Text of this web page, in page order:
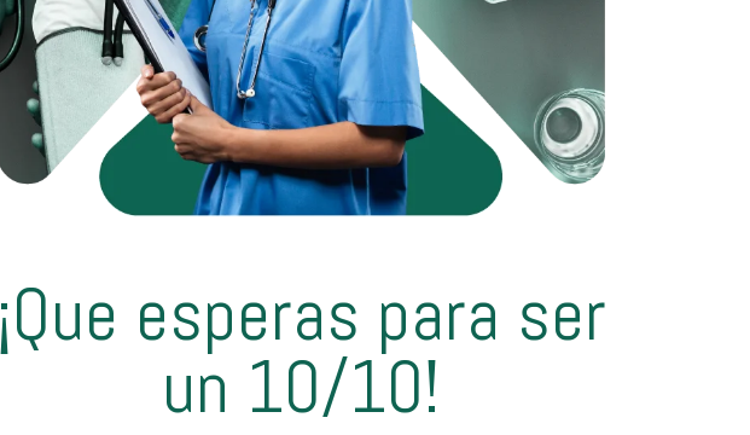
¡Que esperas para ser
un 10/10!